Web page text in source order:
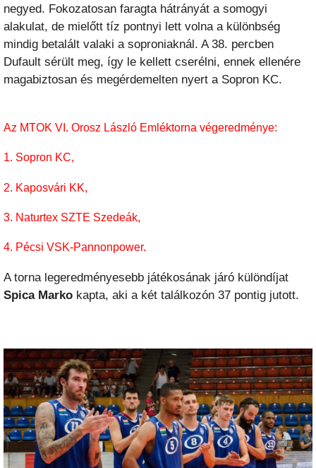
negyed. Fokozatosan faragta hátrányát a somogyi
alakulat, de mielőtt tíz pontnyi lett volna a különbség
mindig betalált valaki a soproniaknál. A 38. percben
Dufault sérült meg, így le kellett cserélni, ennek ellenére
magabiztosan és megérdemelten nyert a Sopron KC.
Az MTOK VI. Orosz László Emléktorna végeredménye:
1. Sopron KC,
2. Kaposvári KK,
3. Naturtex SZTE Szedeák,
4. Pécsi VSK-Pannonpower.
A torna legeredményesebb játékosának járó különdíjat
Spica Marko kapta, aki a két találkozón 37 pontig jutott.